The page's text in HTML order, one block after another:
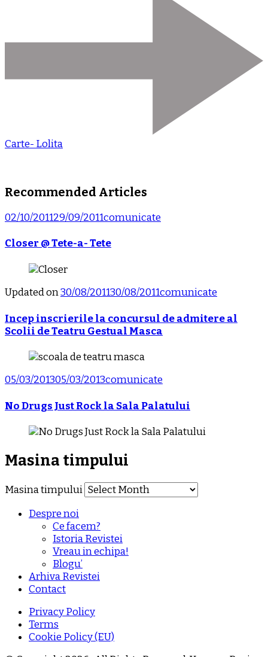
Carte- Lolita
Recommended Articles
02/10/201129/09/2011comunicate
Closer @ Tete-a- Tete
Updated on30/08/201130/08/2011comunicate
Incep inscrierile la concursul de admitere al
Scolii de Teatru Gestual Masca
05/03/201305/03/2013comunicate
No Drugs Just Rock la Sala Palatului
Masina timpului
Masina timpului
Despre noi
Ce facem?
Istoria Revistei
Vreau in echipa!
Blogu’
Arhiva Revistei
Contact
Privacy Policy
Terms
Cookie Policy (EU)